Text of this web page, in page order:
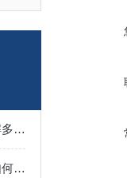
说起蛋糕注心机的优势，你了解多少呢？
蛋糕注心机具体的操作流程是如何的呢？